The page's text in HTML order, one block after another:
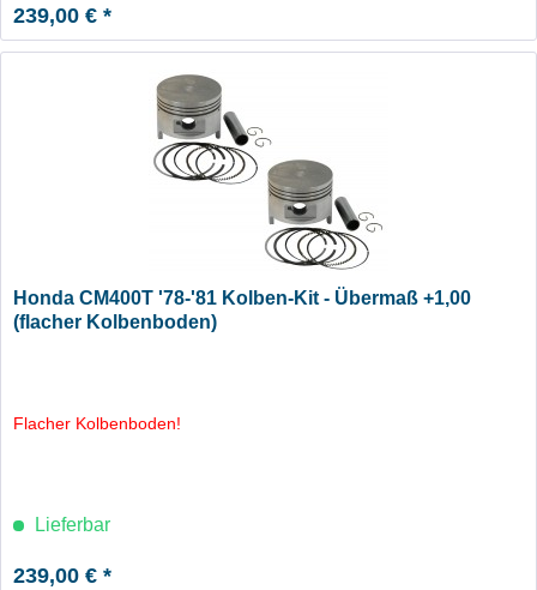
239,00 € *
Honda CM400T '78-'81 Kolben-Kit - Übermaß +1,00
(flacher Kolbenboden)
Flacher Kolbenboden!
Lieferbar
239,00 € *